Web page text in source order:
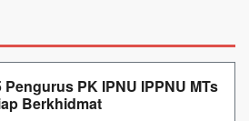
PK IPNU IPPNU MTs
Berkhidmat